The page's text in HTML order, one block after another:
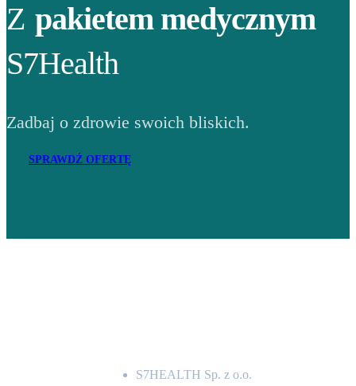
Z pakietem medycznym
S7Health
Zadbaj o zdrowie swoich bliskich.
SPRAWDŹ OFERTĘ
S7HEALTH Sp. z o.o.